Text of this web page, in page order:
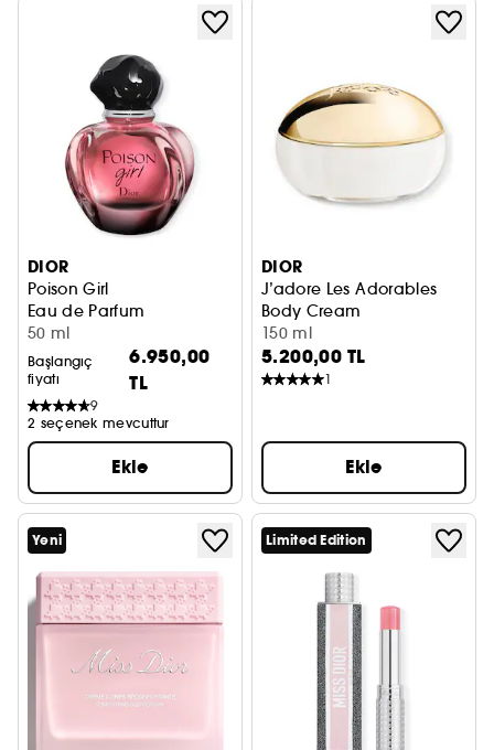
DIOR
Poison Girl
Eau de Parfum
50 ml
Başlangıç
fiyatı
6.950,00
TL
9
2 seçenek mevcuttur
Ekle
DIOR
J’adore Les Adorables
Body Cream
Kokulu Vücut Kremi
150 ml
5.200,00 TL
1
Ekle
Yeni Limited Edition